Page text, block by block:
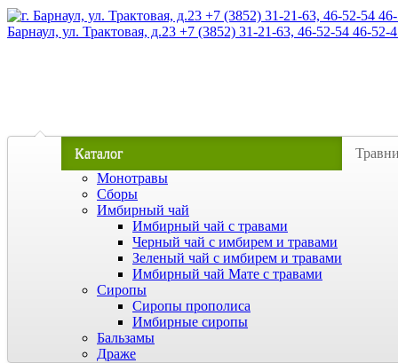
Барнаул, ул. Трактовая, д.23 +7 (3852) 31-21-63, 46-52-54 46-52-
Каталог
Монотравы
Сборы
Имбирный чай
Имбирный чай с травами
Черный чай с имбирем и травами
Зеленый чай с имбирем и травами
Имбирный чай Мате с травами
Сиропы
Сиропы прополиса
Имбирные сиропы
Бальзамы
Драже